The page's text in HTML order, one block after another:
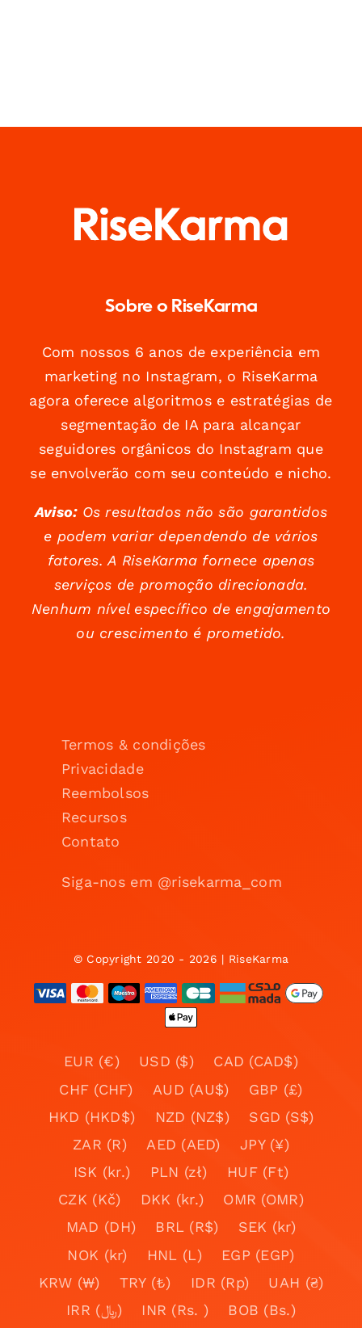
Sobre o RiseKarma
Com nossos 6 anos de experiência em
marketing no Instagram, o RiseKarma
agora oferece algoritmos e estratégias de
segmentação de IA para alcançar
seguidores orgânicos do Instagram que
se envolverão com seu conteúdo e nicho.
Aviso:Os resultados não são garantidos
e podem variar dependendo de vários
fatores. A RiseKarma fornece apenas
serviços de promoção direcionada.
Nenhum nível específico de engajamento
ou crescimento é prometido.
Termos & condições
Privacidade
Reembolsos
Recursos
Contato
Siga-nos em @risekarma_com
© Copyright 2020 - 2026 | RiseKarma
EUR (€) USD ($)
CAD (CAD$)
CHF (CHF)
AUD (AU$)
GBP (£)
HKD (HKD$)
NZD (NZ$)
SGD (S$)
ZAR (R)
AED (AED)
JPY (¥)
ISK (kr.)
PLN (zł)
HUF (Ft)
CZK (Kč)
DKK (kr.)
OMR (OMR)
MAD (DH)
BRL (R$)
SEK (kr)
NOK (kr)
HNL (L)
EGP (EGP)
KRW (₩)
TRY (₺) IDR (Rp)
UAH (₴)
IRR (﷼)
INR (Rs. )
BOB (Bs.)